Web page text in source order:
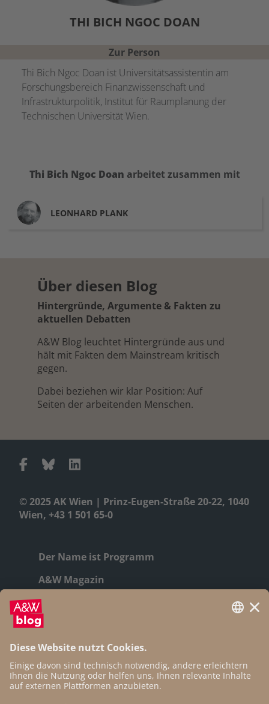
THI BICH NGOC DOAN
Zur Person
Thi Bich Ngoc Doan ist Universitätsassistentin am
Forschungsbereich Finanzwissenschaft und
Infrastrukturpolitik, Institut für Raumplanung der
Technischen Universität Wien.
Thi Bich Ngoc Doan arbeitet zusammen mit
LEONHARD PLANK
© 2025 AK Wien | Prinz-Eugen-Straße 20-22, 1040
Wien, +43 1 501 65-0
Der Name ist Programm
A&W Magazin
Geschichte
Autor:innen
Newsletter
Open Access
Über diesen Blog
Hintergründe, Argumente & Fakten zu
aktuellen Debatten
A&W Blog leuchtet Hintergründe aus und
hält mit Fakten dem Mainstream kritisch
gegen.
Dabei beziehen wir klar Position: Auf
Seiten der arbeitenden Menschen.